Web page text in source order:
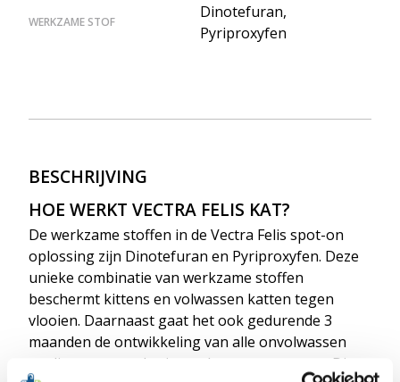
WERKZAME STOF
Dinotefuran,
Pyriproxyfen
BESCHRIJVING
HOE WERKT VECTRA FELIS KAT?
De werkzame stoffen in de Vectra Felis spot-on
oplossing zijn Dinotefuran en Pyriproxyfen. Deze
unieke combinatie van werkzame stoffen
beschermt kittens en volwassen katten tegen
vlooien. Daarnaast gaat het ook gedurende 3
maanden de ontwikkeling van alle onvolwassen
stadia tegen, zoals eieren, larven en poppen. Dit